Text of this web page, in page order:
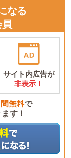
なる
サイト内広告が
非表示！
無料で
す！